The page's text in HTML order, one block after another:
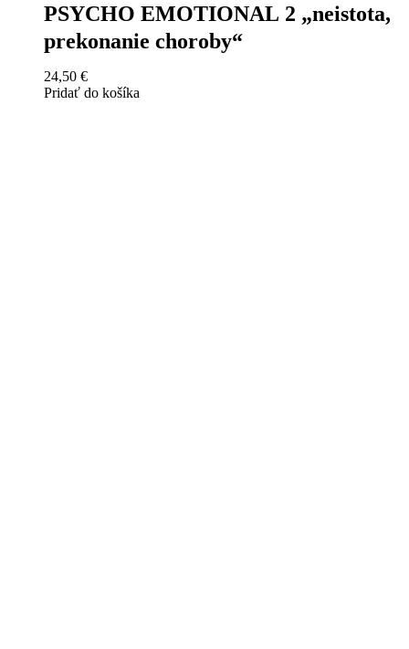
PSYCHO EMOTIONAL 2 „neistota,
prekonanie choroby“
24,50 €
Pridať do košíka